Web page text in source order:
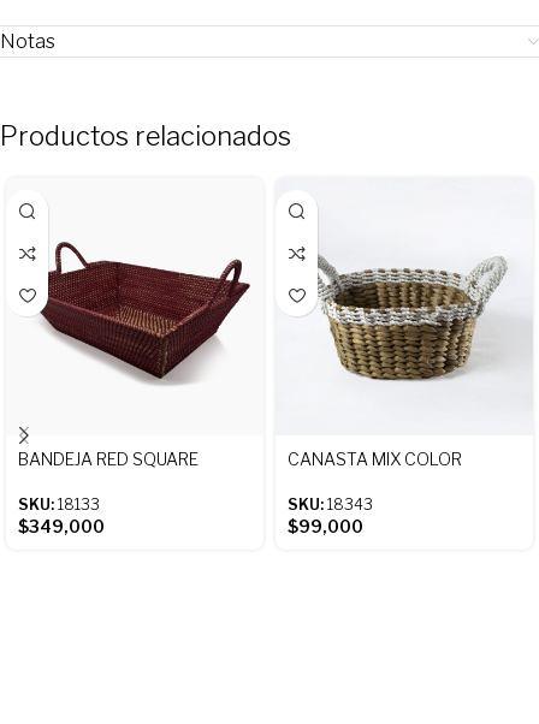
Notas
Productos relacionados
BANDEJA RED SQUARE
SKU: 18133
$349,000
CANASTA MIX COLOR
SKU: 18343
$99,000